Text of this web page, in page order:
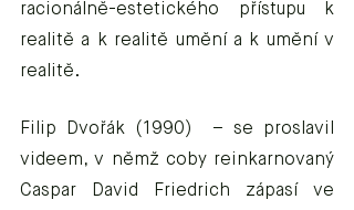
racionálně-estetického přístupu k
realitě a k realitě umění a k umění v
realitě.
Filip Dvořák (1990)  – se proslavil
videem, v němž coby reinkarnovaný
Caspar David Friedrich zápasí ve